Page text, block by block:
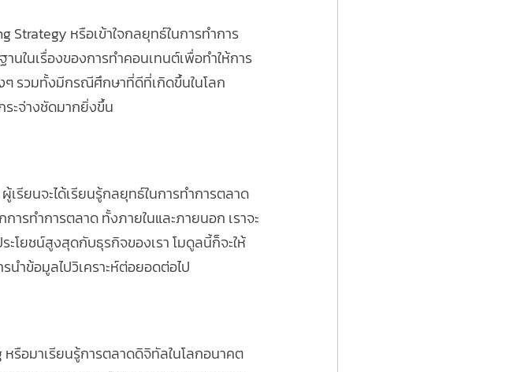
Strategy หรือเข้าใจกลยุทธ์ในการทำการ
นในเรื่องของการทำคอนเทนต์เพื่อทำให้การ
ๆ รวมทั้งมีกรณีศึกษาที่ดีที่เกิดขึ้นในโลก
ระจ่างชัดมากยิ่งขึ้น
รียนจะได้เรียนรู้กลยุทธ์ในการทำการตลาด
ารทำการตลาด ทั้งภายในและภายนอก เราจะ
ะโยชน์สูงสุดกับธุรกิจของเรา โมดูลนี้ก็จะให้
นำข้อมูลไปวิเคราะห์ต่อยอดต่อไป
รือมาเรียนรู้การตลาดดิจิทัลในโลกอนาคต